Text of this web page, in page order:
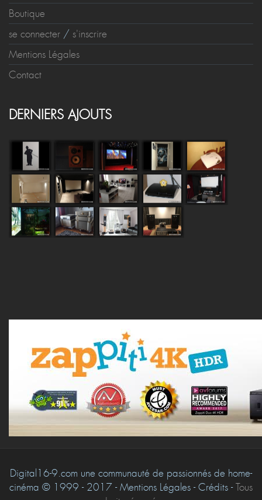
Boutique
se connecter / s'inscrire
Mentions Légales
Contact
DERNIERS AJOUTS
Digital16-9.com une communauté de passionnés de home-
cinéma © 1999 - 2017 - Mentions Légales - Crédits -Tous